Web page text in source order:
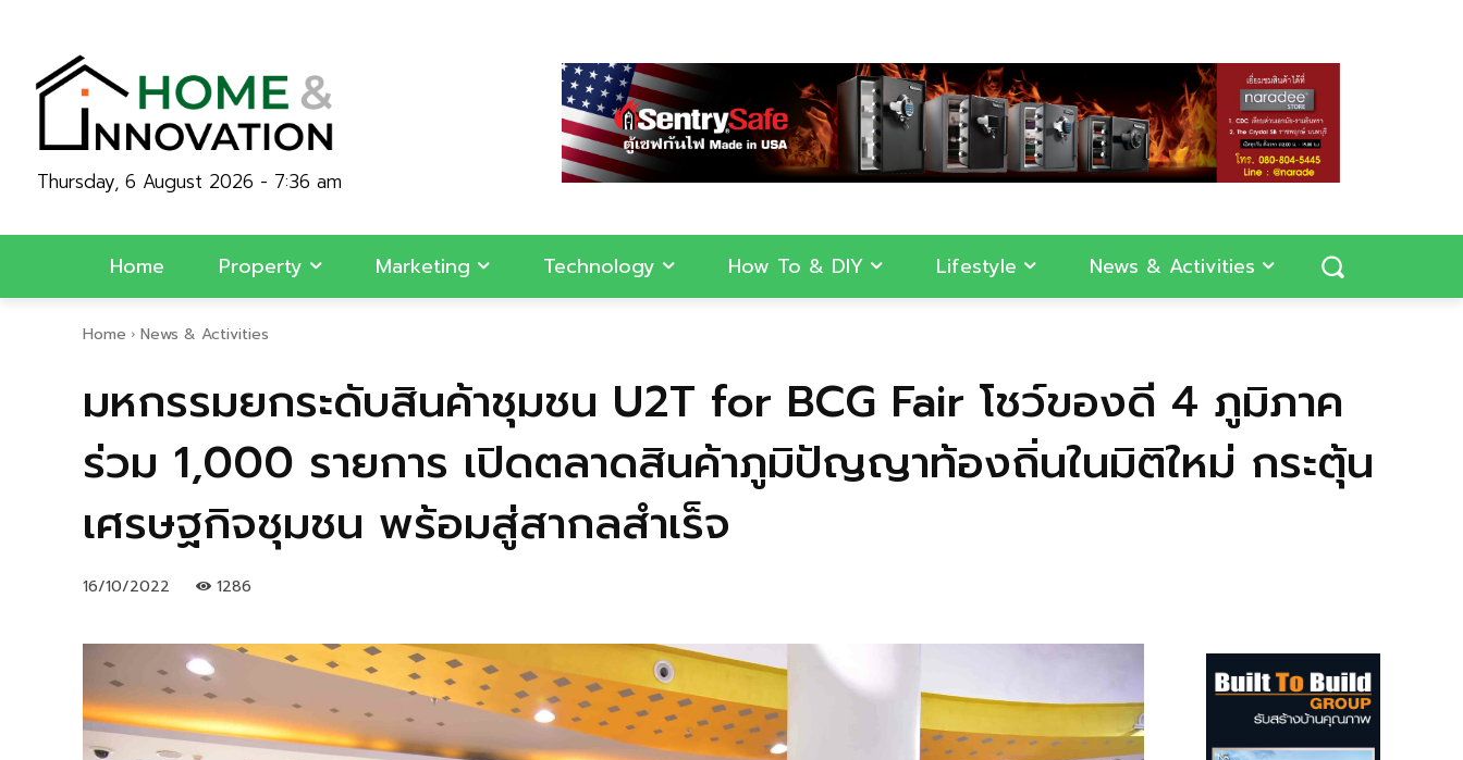
Thursday, 6 August 2026 - 7:36 am
Home Property Marketing Technology How To & DIY Lifestyle News & Activities
Home News & Activities
มหกรรมยกระดับสินค้าชุมชน U2T for BCG Fair โชว์ของดี 4 ภูมิภาค
ร่วม 1,000 รายการ เปิดตลาดสินค้าภูมิปัญญาท้องถิ่นในมิติใหม่ กระตุ้น
เศรษฐกิจชุมชน พร้อมสู่สากลสำเร็จ
16/10/2022 1286